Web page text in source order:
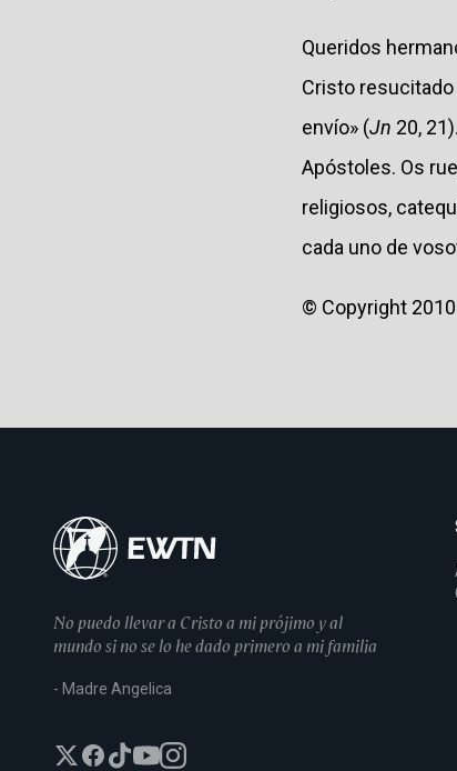
Queridos
Cristo resucitado
envío» (Jn 20,
Apóstoles. Os
religiosos,
cada uno de
© Copyright
No puedo llevar a Cristo a mi prójimo y al
mundo si no se lo he dado primero a mi familia
- Madre Angelica